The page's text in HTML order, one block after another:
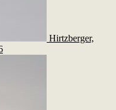
Hirtzberger,